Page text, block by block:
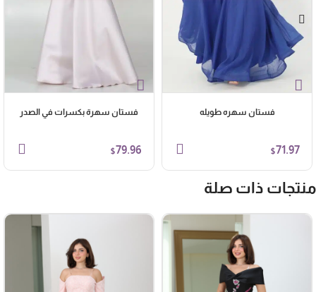
فستان سهره طويله
$71.97
فستان سهرة بكسرات في الصدر
$79.96
ذات صلة